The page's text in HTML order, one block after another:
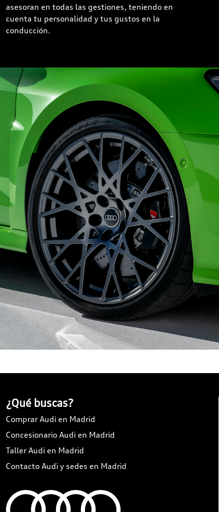
asesoran en todas las gestiones, teniendo en
cuenta tu personalidad y tus gustos en la
conducción.
¿Qué buscas?
Comprar Audi en Madrid
Concesionario Audi en Madrid
Taller Audi en Madrid
Contacto Audi y sedes en Madrid